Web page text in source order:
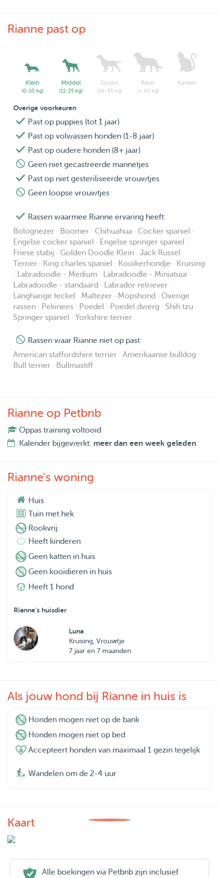
Het lijkt me fijn om dan eerst even met elkaar kennis te
kennismaking zal dan bij mij thuis plaatsvinden, zodat
zowel u als uw hond ook kennis kan maken met ons huis
en de omgeving. Na de kennismaking kunnen we kijken of
Rianne past op
Klein
(0-10 kg)
Middel
(11-25 kg)
Groot
(26-45 kg)
Reus
(> 45 kg)
Katten
Overige voorkeuren
Past op puppies (tot 1 jaar)
Past op volwassen honden (1-8 jaar)
Past op oudere honden (8+ jaar)
Geen niet gecastreerde mannetjes
Past op niet gesteriliseerde vrouwtjes
Geen loopse vrouwtjes
Rassen waarmee Rianne ervaring heeft:
Bolognezer · Boomer · Chihuahua · Cocker spaniel ·
Engelse cocker spaniel · Engelse springer spaniel ·
Friese stabij · Golden Doodle Klein · Jack Russel
Terrier · King charles spaniel · Kooikerhondje · Kruising
· Labradoodle - Medium · Labradoodle - Miniatuur ·
Labradoodle - standaard · Labrador retriever ·
Langharige teckel · Maltezer · Mopshond · Overige
rassen · Pekinees · Poedel · Poedel dwerg · Shih tzu ·
Springer spaniel · Yorkshire terrier
Rassen waar Rianne niet op past:
American staffordshire terrier · Amerikaanse bulldog ·
Bull terrier · Bullmastiff
Rianne op Petbnb
Oppas training voltooid
Kalender bijgewerkt: meer dan een week geleden
Rianne's woning
Huis
Tuin met hek
Rookvrij
Heeft kinderen
Geen katten in huis
Geen kooidieren in huis
Heeft 1 hond
Rianne's huisdier
Luna
Kruising, Vrouwtje
7 jaar en 7 maanden
Als jouw hond bij Rianne in huis is
Honden mogen niet op de bank
Honden mogen niet op bed
Accepteert honden van maximaal 1 gezin tegelijk
Wandelen om de 2-4 uur
Kaart
Alle boekingen via Petbnb zijn inclusief